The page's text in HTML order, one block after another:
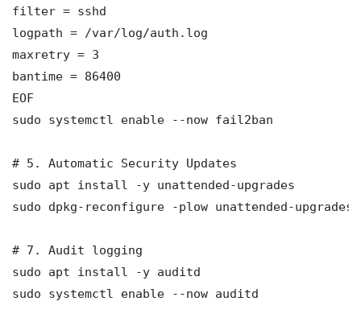
filter = sshd
logpath = /var/log/auth.log
maxretry = 3
bantime = 86400
EOF
sudo systemctl enable --now fail2ban
# 5. Automatic Security Updates
sudo apt install -y unattended-upgrades
sudo dpkg-reconfigure -plow unattended-upgrades
# 7. Audit logging
sudo apt install -y auditd
sudo systemctl enable --now auditd